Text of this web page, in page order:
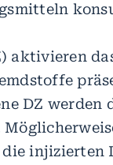
aktivieren
DZ
injizierten